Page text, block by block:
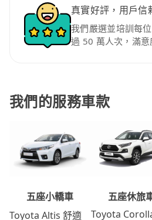
真實好評，用戶信
我們嚴選並培訓每
過 50 萬人次，滿意
我們的服務車款
五座小轎車
Toyota Altis 舒適
五座休旅
Toyota